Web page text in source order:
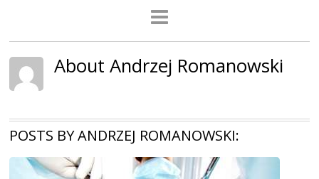
About Andrzej Romanowski
POSTS BY ANDRZEJ ROMANOWSKI: